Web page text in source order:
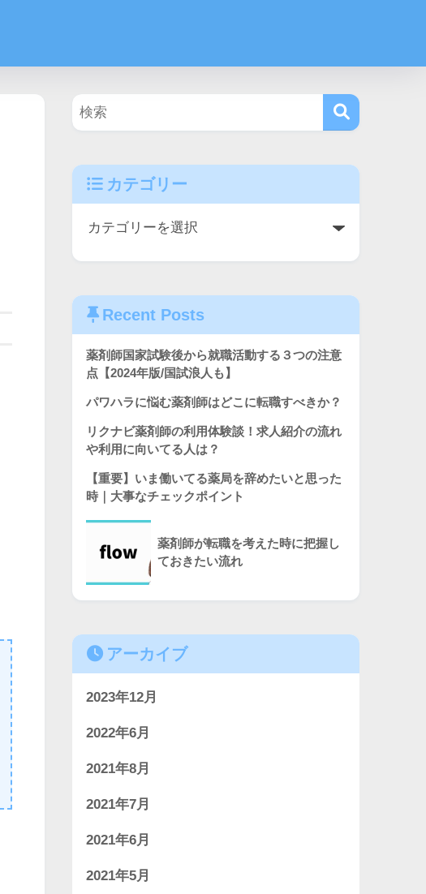
カテゴリー
Recent Posts
薬剤師国家試験後から就職活動する３つの注意
点【2024年版/国試浪人も】
パワハラに悩む薬剤師はどこに転職すべきか？
リクナビ薬剤師の利用体験談！求人紹介の流れ
や利用に向いてる人は？
【重要】いま働いてる薬局を辞めたいと思った
時｜大事なチェックポイント
薬剤師が転職を考えた時に把握し
ておきたい流れ
アーカイブ
2023年12月
2022年6月
2021年8月
2021年7月
2021年6月
2021年5月